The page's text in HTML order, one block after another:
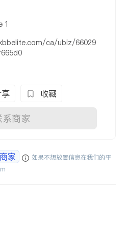
1
ca/ubiz/66029
收藏
系商家
家
如果不想放置信息在我们的平